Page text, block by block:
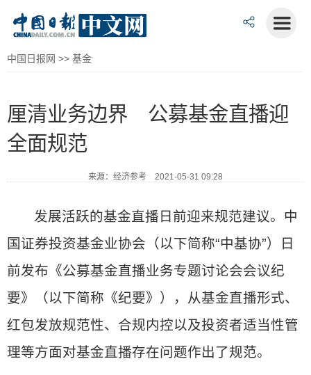
中国日报网 >> 基金
厘清业务边界 公募基金直播迎
全面规范
来源：经济参考 2021-05-31 09:28
发展活跃的基金直播日前迎来规范建议。中
国证券投资基金业协会（以下简称“中基协”）日
前发布《公募基金直播业务专题讨论会会议纪
要》（以下简称《纪要》），从基金直播形式、
红包发放规范性、合规内控以及投资者适当性管
理等方面对基金直播存在问题作出了规范。